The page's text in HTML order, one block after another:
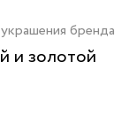
бренда
и золотой